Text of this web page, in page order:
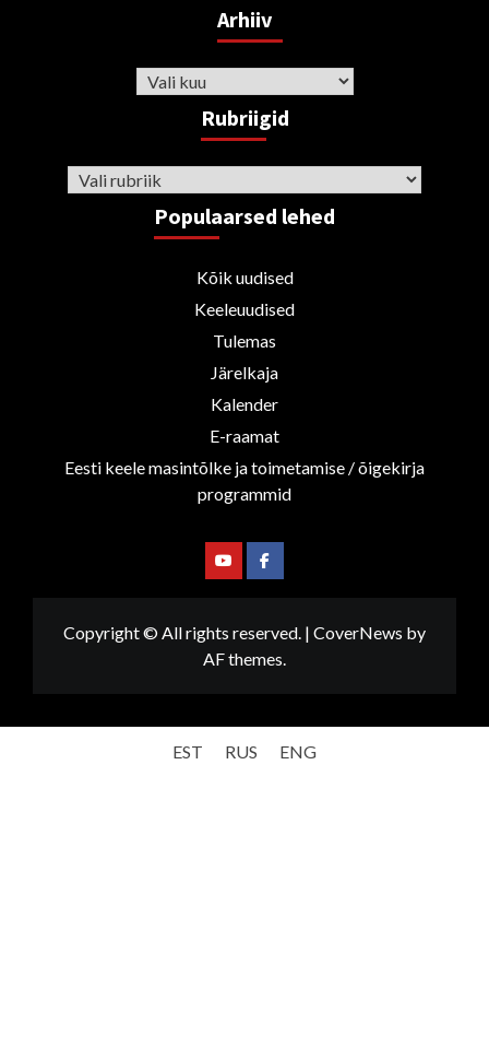
Arhiiv
Arhiiv
Rubriigid
Rubriigid
Populaarsed lehed
Kõik uudised
Keeleuudised
Tulemas
Järelkaja
Kalender
E-raamat
Eesti keele masintõlke ja toimetamise / õigekirja
programmid
YoutubeFacebook
Copyright © All rights reserved. | CoverNews by
AF themes.
EST RUS ENG